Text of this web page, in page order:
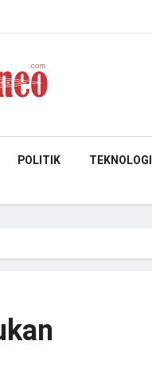
POLITIK TEKNOLOGI